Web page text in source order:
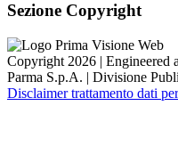
Sezione Copyright
Copyright 2026 | Engineered
Parma S.p.A. | Divisione
Disclaimer trattamento dati